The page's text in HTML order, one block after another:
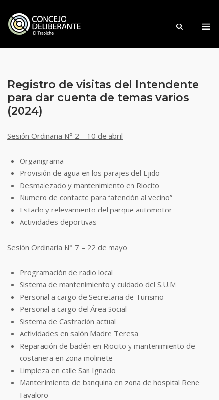
contenido
Registro de visitas del Intendente
para dar cuenta de temas varios
(2024)
Sesión Ordinaria N° 2 – 10 de abril
Organigrama
Provisión de agua en los parajes del Ejido
Desmalezado y mantenimiento en Riocito
Numero de contacto para “atención al vecino”
Estado y relevamiento del parque automotor
Actividades deportivas
Sesión Ordinaria N° 7 – 22 de mayo
Programación de radio local
Sistema de mantenimiento y cuidado del S.U.M
Personal a cargo de Secretaria de Turismo
Personal a cargo del Área Social
Sistema de Castración actual
Actividades en salón Madre Teresa
Reparación de badén en Riocito y mantenimiento de
costanera en zona molinete
Limpieza en calle San Ignacio
Mantenimiento de banquina en zona de hospital Rene
Favaloro